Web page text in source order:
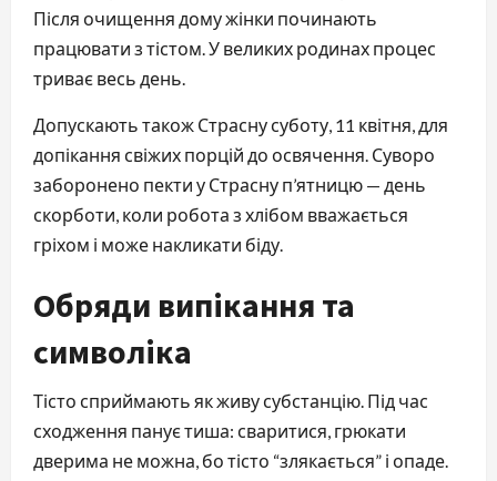
Після очищення дому жінки починають
працювати з тістом. У великих родинах процес
триває весь день.
Допускають також Страсну суботу, 11 квітня, для
допікання свіжих порцій до освячення. Суворо
заборонено пекти у Страсну п’ятницю — день
скорботи, коли робота з хлібом вважається
гріхом і може накликати біду.
Обряди випікання та
символіка
Тісто сприймають як живу субстанцію. Під час
сходження панує тиша: сваритися, грюкати
дверима не можна, бо тісто “злякається” і опаде.